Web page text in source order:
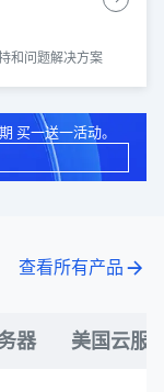
和问题解决方案
买一送一活动。
查看所有产品
器 美国云服